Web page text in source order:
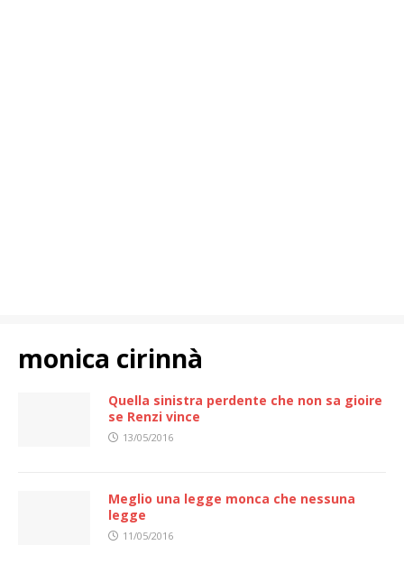
monica cirinnà
Quella sinistra perdente che non sa gioire
se Renzi vince
13/05/2016
Meglio una legge monca che nessuna
legge
11/05/2016